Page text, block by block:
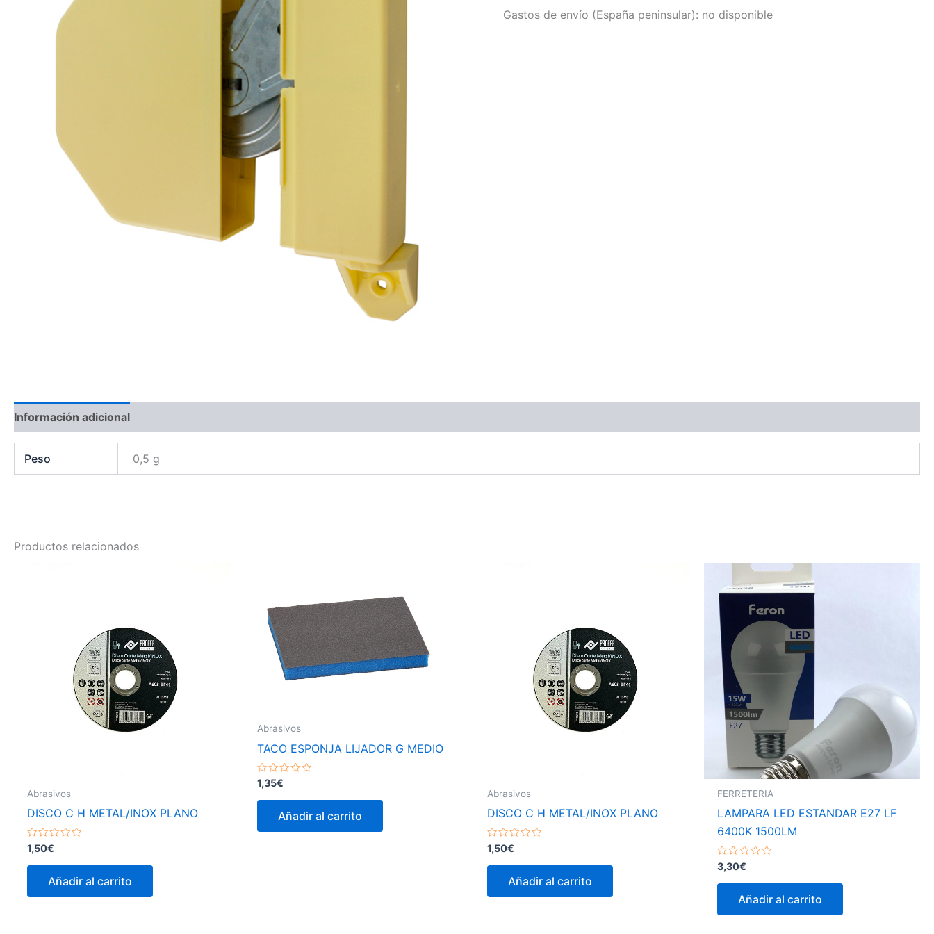
Gastos de envío (España peninsular): no disponible
Información adicional
Peso 0,5 g
Productos relacionados
Abrasivos
DISCO C H METAL/INOX PLANO
Valorado
con
0
1,50€
Añadir al carrito
Abrasivos
TACO ESPONJA LIJADOR G MEDIO
Valorado
con
0
1,35€
Añadir al carrito
Abrasivos
DISCO C H METAL/INOX PLANO
Valorado
con
0
1,50€
Añadir al carrito
FERRETERIA
LAMPARA LED ESTANDAR E27 LF
6400K 1500LM
Valorado
con
0
3,30€
Añadir al carrito